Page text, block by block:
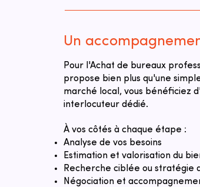
Un
Pour l'Achat de bureaux
propose bien plus qu'une
marché local, vous bénéficiez
interlocuteur dédié.
À vos côtés à chaque étape :
Analyse de vos besoins
Estimation et valorisation du
Recherche ciblée ou stratégie
Négociation et